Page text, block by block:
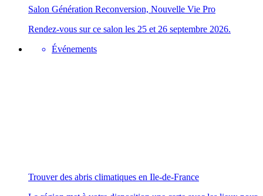
Salon Génération Reconversion, Nouvelle Vie Pro
Rendez-vous sur ce salon les 25 et 26 septembre 2026.
Événements
Trouver des abris climatiques en Ile-de-France